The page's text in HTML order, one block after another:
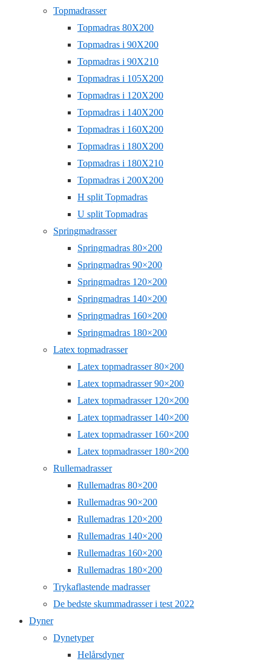
Topmadrasser
Topmadras 80X200
Topmadras i 90X200
Topmadras i 90X210
Topmadras i 105X200
Topmadras i 120X200
Topmadras i 140X200
Topmadras i 160X200
Topmadras i 180X200
Topmadras i 180X210
Topmadras i 200X200
H split Topmadras
U split Topmadras
Springmadrasser
Springmadras 80×200
Springmadras 90×200
Springmadras 120×200
Springmadras 140×200
Springmadras 160×200
Springmadras 180×200
Latex topmadrasser
Latex topmadrasser 80×200
Latex topmadrasser 90×200
Latex topmadrasser 120×200
Latex topmadrasser 140×200
Latex topmadrasser 160×200
Latex topmadrasser 180×200
Rullemadrasser
Rullemadras 80×200
Rullemadras 90×200
Rullemadras 120×200
Rullemadras 140×200
Rullemadras 160×200
Rullemadras 180×200
Trykaflastende madrasser
De bedste skummadrasser i test 2022
Dyner
Dynetyper
Helårsdyner